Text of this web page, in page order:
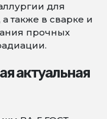
для
также в сварке и
прочных
актуальная